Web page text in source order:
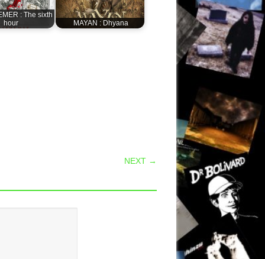
: The sixth
hour
MAYAN : Dhyana
NEXT →